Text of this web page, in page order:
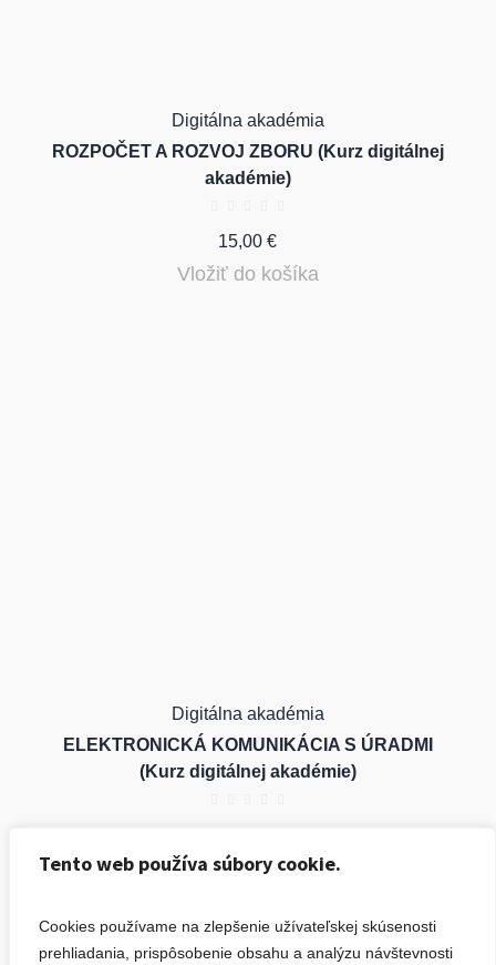
Tento web používa súbory cookie.
Cookies používame na zlepšenie užívateľskej skúsenosti
prehliadania, prispôsobenie obsahu a analýzu návštevnosti
Digitálna akadémia
ROZPOČET A ROZVOJ ZBORU (Kurz digitálnej
akadémie)
15,00 €
Vložiť do košíka
Digitálna akadémia
ELEKTRONICKÁ KOMUNIKÁCIA S ÚRADMI
(Kurz digitálnej akadémie)
Vložiť do košíka